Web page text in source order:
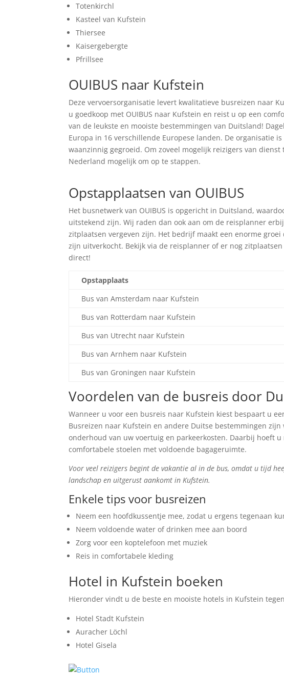
Totenkirchl
Kasteel van Kufstein
Thiersee
Kaisergebergte
Pfrillsee
OUIBUS naar Kufstein
Deze vervoersorganisatie levert kwalitatieve busreizen naar
u goedkoop met OUIBUS naar Kufstein en reist u op een
van de leukste en mooiste bestemmingen van Duitsland!
Europa in 16 verschillende Europese landen. De organisatie
waanzinnig gegroeid. Om zoveel mogelijk reizigers van
Nederland mogelijk om op te stappen.
Opstapplaatsen van OUIBUS
Het busnetwerk van OUIBUS is opgericht in Duitsland,
uitstekend zijn. Wij raden dan ook aan om de reisplanner
zitplaatsen vergeven zijn. Het bedrijf maakt een enorme
zijn uitverkocht. Bekijk via de reisplanner of er nog
direct!
Opstapplaats
Bus van Amsterdam naar Kufstein
Bus van Rotterdam naar Kufstein
Bus van Utrecht naar Kufstein
Bus van Arnhem naar Kufstein
Bus van Groningen naar Kufstein
Voordelen van de busreis door
Wanneer u voor een busreis naar Kufstein kiest bespaart u
Busreizen naar Kufstein en andere Duitse bestemmingen
onderhoud van uw voertuig en parkeerkosten. Daarbij hoeft
comfortabele stoelen met voldoende bagageruimte.
Voor veel reizigers begint de vakantie al in de bus, omdat u tijd
landschap en uitgerust aankomt in Kufstein.
Enkele tips voor busreizen
Neem een hoofdkussentje mee, zodat u ergens tegenaan
Neem voldoende water of drinken mee aan boord
Zorg voor een koptelefoon met muziek
Reis in comfortabele kleding
Hotel in Kufstein boeken
Hieronder vindt u de beste en mooiste hotels in Kufstein
Hotel Stadt Kufstein
Auracher Löchl
Hotel Gisela